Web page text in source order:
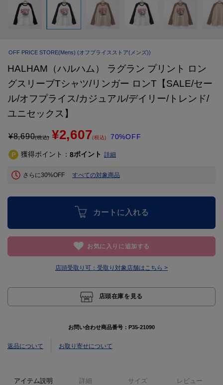
OFF PRICE STORE(Mens) (オフプライスストア(メンズ))
HALHAM（ハルハム） ラグラン プリント ロン
グスリーブTシャツ/リンガー ロンT【SALE/セー
ル/オフプライス/カジュアル/デイリー/トレンド/
ユニセックス】
¥8,690(税込) ¥2,607(税込) 70%OFF
獲得ポイント： 8ポイント 詳細
さらに30%OFF すべての対象商品
カートに入れる
お気に入りに追加する
店頭受取り可： 受取り対象店舗はこちら >
店頭在庫を見る
お問い合わせ商品番号： P35-21090
返品について お取り寄せについて
アイテム説明 詳細 サイズ レビュー